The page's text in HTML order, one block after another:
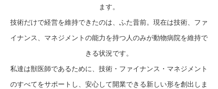
ます。
技術だけで経営を維持できたのは、ふた昔前。現在は技術、ファ
イナンス、マネジメントの能力を持つ人のみが動物病院を維持で
きる状況です。
私達は獣医師であるために、技術・ファイナンス・マネジメント
のすべてをサポートし、安心して開業できる新しい形を創出しま